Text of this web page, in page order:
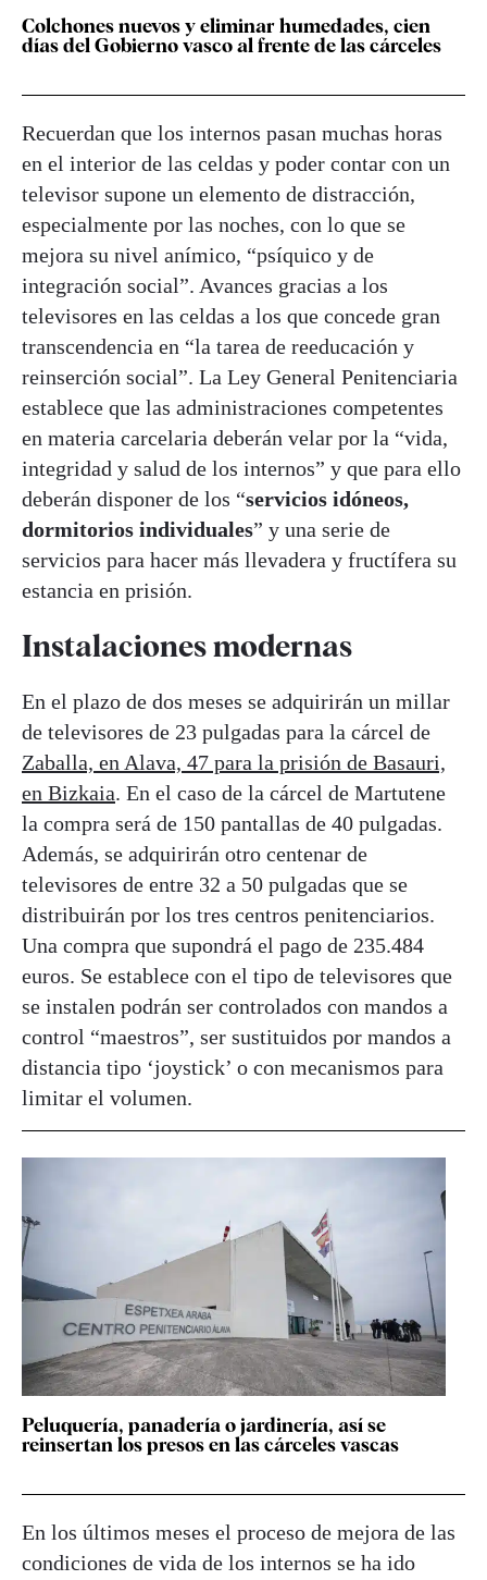
Colchones nuevos y eliminar humedades, cien
días del Gobierno vasco al frente de las cárceles
Recuerdan que los internos pasan muchas horas
en el interior de las celdas y poder contar con un
televisor supone un elemento de distracción,
especialmente por las noches, con lo que se
mejora su nivel anímico, “psíquico y de
integración social”. Avances gracias a los
televisores en las celdas a los que concede gran
transcendencia en “la tarea de reeducación y
reinserción social”. La Ley General Penitenciaria
establece que las administraciones competentes
en materia carcelaria deberán velar por la “vida,
integridad y salud de los internos” y que para ello
deberán disponer de los “servicios idóneos,
dormitorios individuales” y una serie de
servicios para hacer más llevadera y fructífera su
estancia en prisión.
Instalaciones modernas
En el plazo de dos meses se adquirirán un millar
de televisores de 23 pulgadas para la cárcel de
Zaballa, en Alava, 47 para la prisión de Basauri,
en Bizkaia. En el caso de la cárcel de Martutene
la compra será de 150 pantallas de 40 pulgadas.
Además, se adquirirán otro centenar de
televisores de entre 32 a 50 pulgadas que se
distribuirán por los tres centros penitenciarios.
Una compra que supondrá el pago de 235.484
euros. Se establece con el tipo de televisores que
se instalen podrán ser controlados con mandos a
control “maestros”, ser sustituidos por mandos a
distancia tipo ‘joystick’ o con mecanismos para
limitar el volumen.
Peluquería, panadería o jardinería, así se
reinsertan los presos en las cárceles vascas
En los últimos meses el proceso de mejora de las
condiciones de vida de los internos se ha ido